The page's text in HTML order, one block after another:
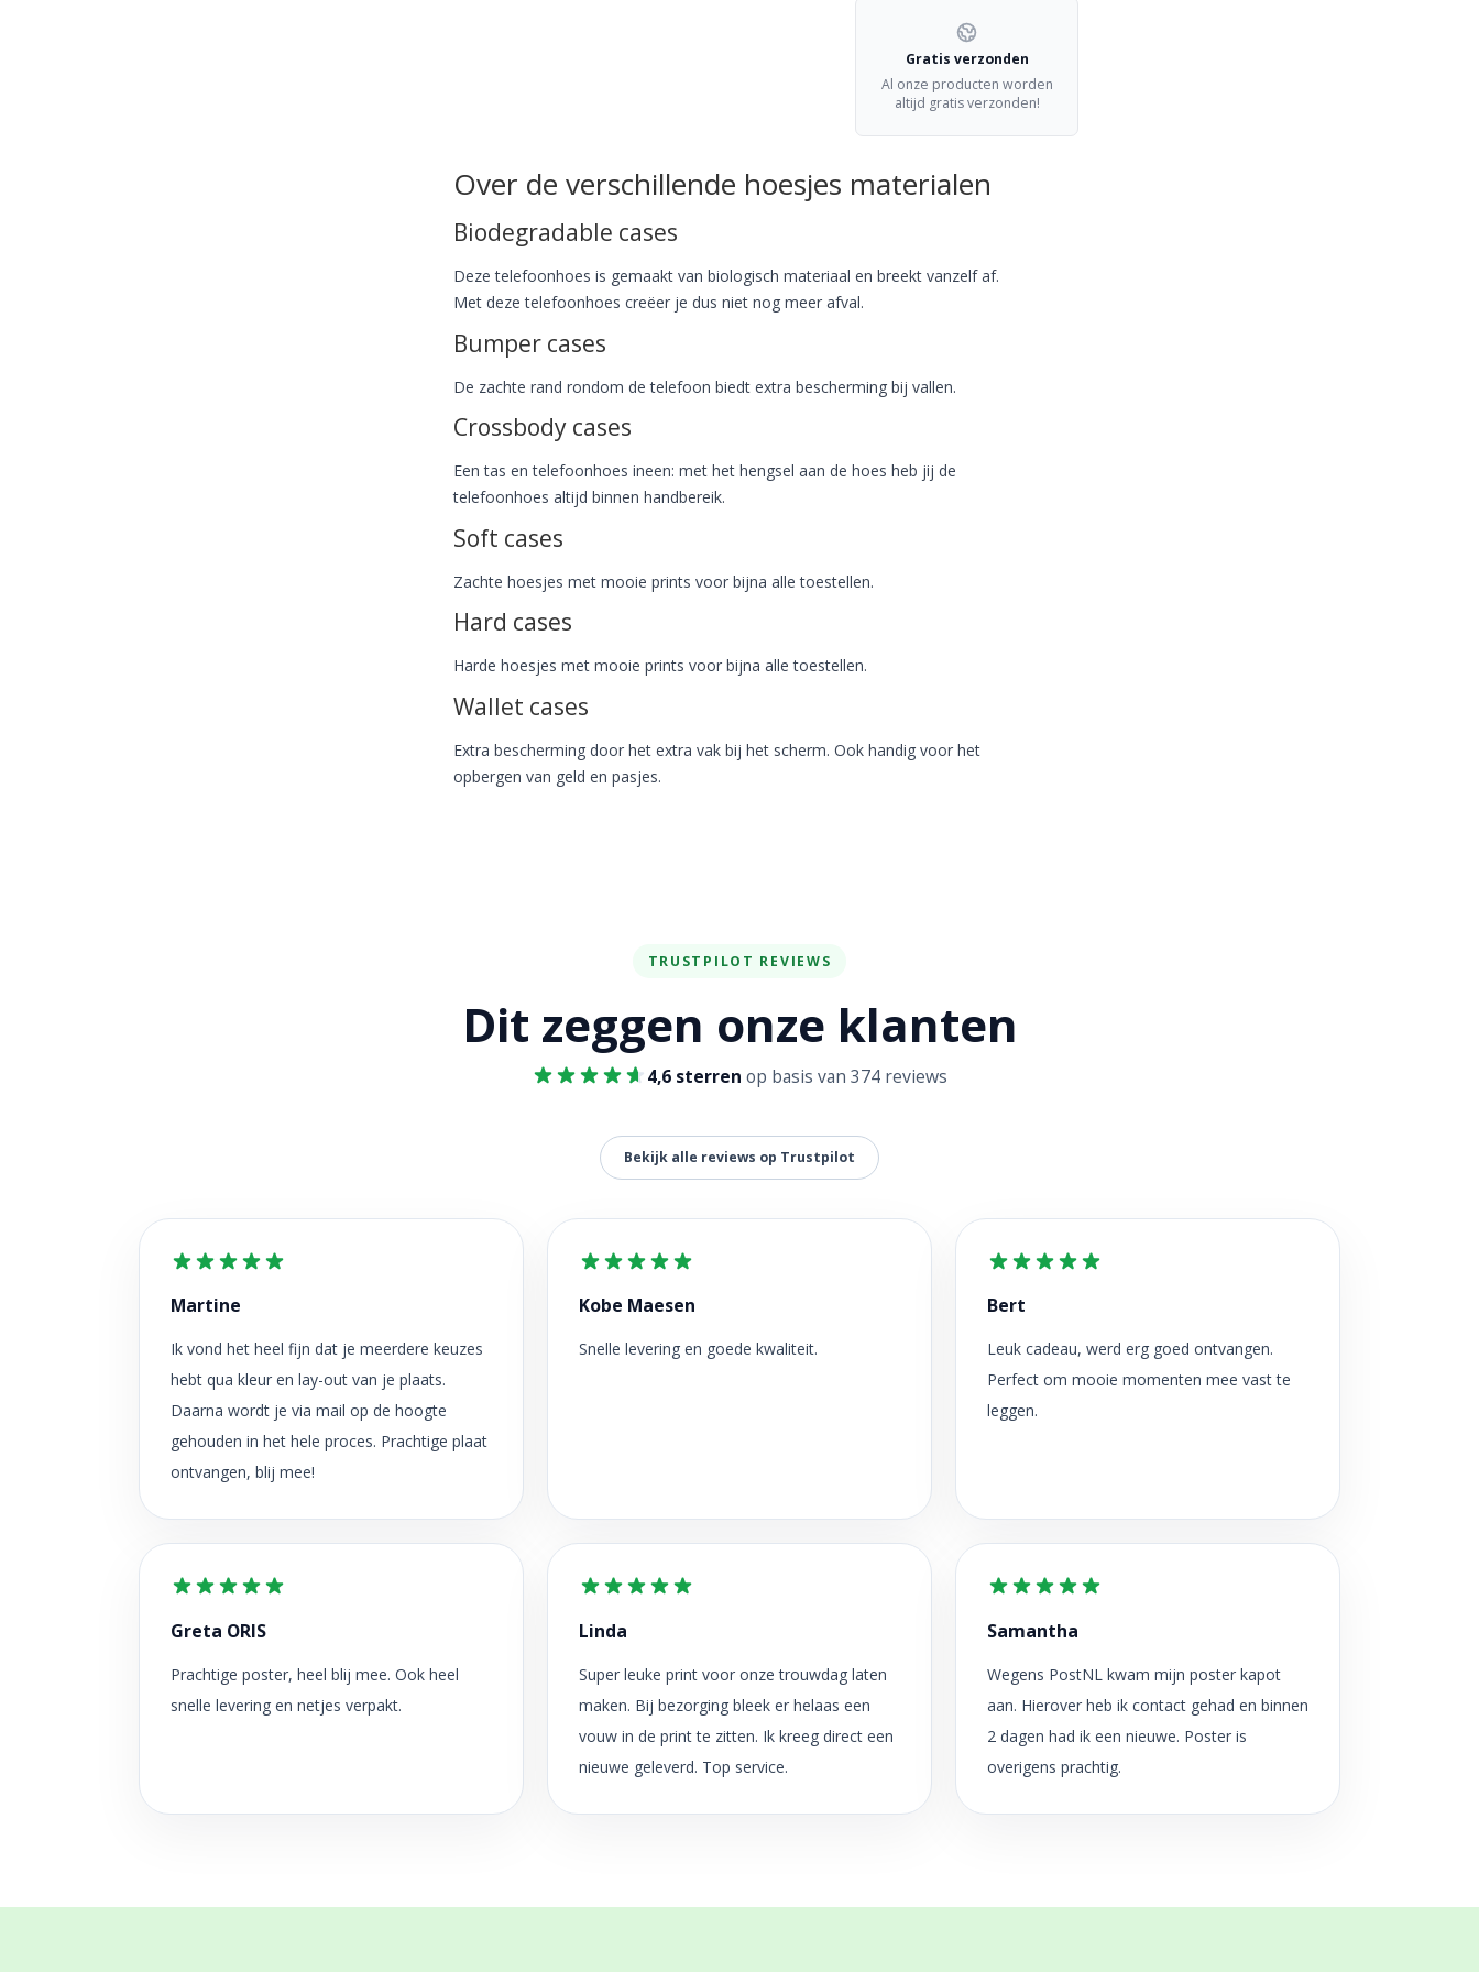
Gratis verzonden
Al onze producten worden
altijd gratis verzonden!
Over de verschillende hoesjes materialen
Biodegradable cases
Deze telefoonhoes is gemaakt van biologisch materiaal en breekt vanzelf af.
Met deze telefoonhoes creëer je dus niet nog meer afval.
Bumper cases
De zachte rand rondom de telefoon biedt extra bescherming bij vallen.
Crossbody cases
Een tas en telefoonhoes ineen: met het hengsel aan de hoes heb jij de
telefoonhoes altijd binnen handbereik.
Soft cases
Zachte hoesjes met mooie prints voor bijna alle toestellen.
Hard cases
Harde hoesjes met mooie prints voor bijna alle toestellen.
Wallet cases
Extra bescherming door het extra vak bij het scherm. Ook handig voor het
opbergen van geld en pasjes.
TRUSTPILOT REVIEWS
Dit zeggen onze klanten
4,6 sterren op basis van 374 reviews
Bekijk alle reviews op Trustpilot
Martine
Ik vond het heel fijn dat je meerdere keuzes
hebt qua kleur en lay-out van je plaats.
Daarna wordt je via mail op de hoogte
gehouden in het hele proces. Prachtige plaat
ontvangen, blij mee!
Kobe Maesen
Snelle levering en goede kwaliteit.
Bert
Leuk cadeau, werd erg goed ontvangen.
Perfect om mooie momenten mee vast te
leggen.
Greta ORIS
Prachtige poster, heel blij mee. Ook heel
snelle levering en netjes verpakt.
Linda
Super leuke print voor onze trouwdag laten
maken. Bij bezorging bleek er helaas een
vouw in de print te zitten. Ik kreeg direct een
nieuwe geleverd. Top service.
Samantha
Wegens PostNL kwam mijn poster kapot
aan. Hierover heb ik contact gehad en binnen
2 dagen had ik een nieuwe. Poster is
overigens prachtig.